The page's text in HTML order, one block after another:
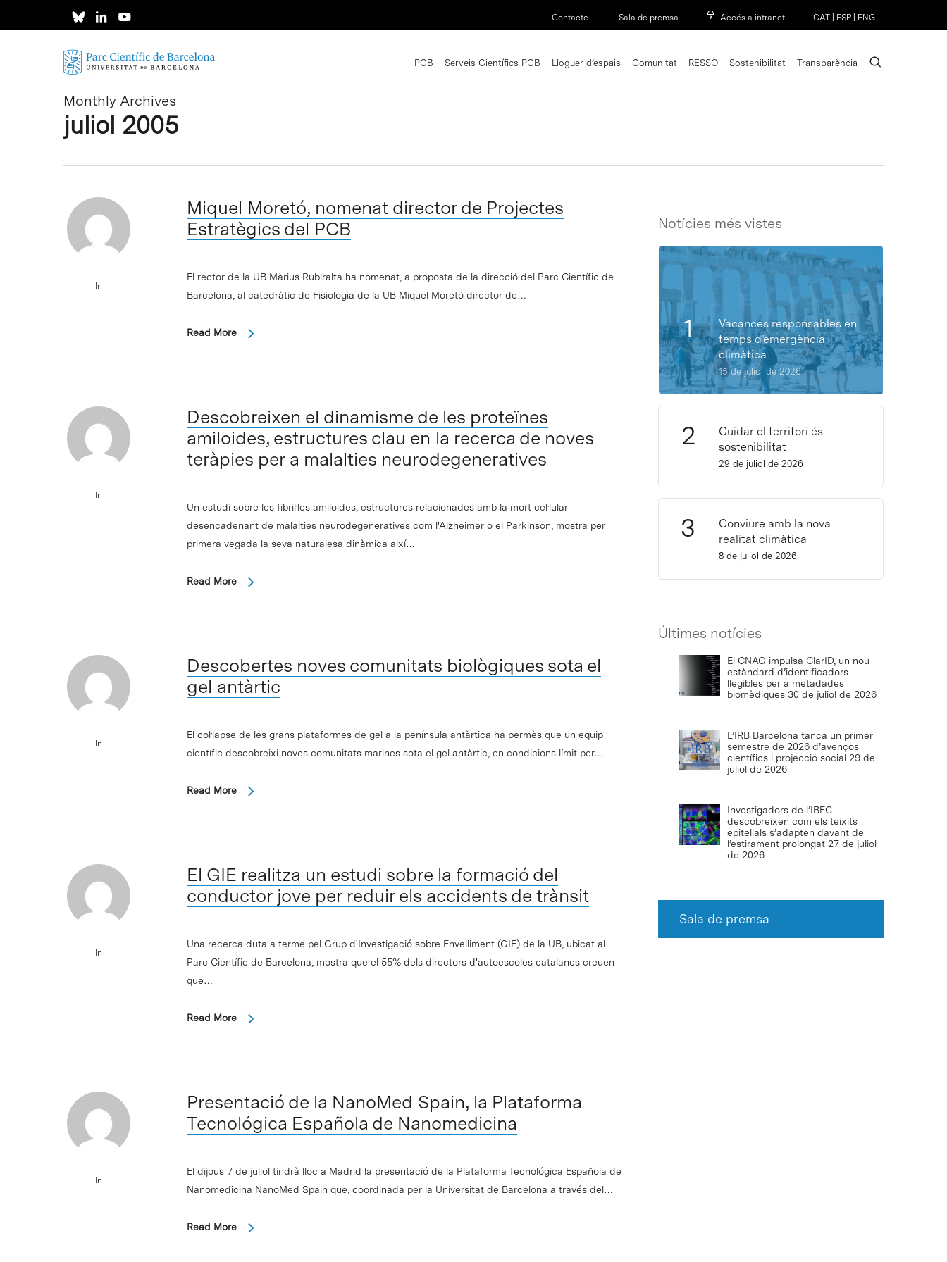
Contacte Sala de premsa Accés a intranet CAT ESP ENG
PCB Serveis Científics PCB Lloguer d’espais Comunitat RESSÒ Sostenibilitat Transparència search
Monthly Archives
juliol 2005
In
Miquel Moretó, nomenat director de Projectes
Estratègics del PCB
El rector de la UB Màrius Rubiralta ha nomenat, a proposta de la direcció del Parc Científic de
Barcelona, al catedràtic de Fisiologia de la UB Miquel Moretó director de…
Read More
In
Descobreixen el dinamisme de les proteïnes
amiloides, estructures clau en la recerca de noves
teràpies per a malalties neurodegeneratives
Un estudi sobre les fibril·les amiloides, estructures relacionades amb la mort cel·lular
desencadenant de malalties neurodegeneratives com l'Alzheimer o el Parkinson, mostra per
primera vegada la seva naturalesa dinàmica així…
Read More
In
Descobertes noves comunitats biològiques sota el
gel antàrtic
El col·lapse de les grans plataformes de gel a la península antàrtica ha permès que un equip
científic descobreixi noves comunitats marines sota el gel antàrtic, en condicions límit per…
Read More
In
El GIE realitza un estudi sobre la formació del
conductor jove per reduir els accidents de trànsit
Una recerca duta a terme pel Grup d'Investigació sobre Envelliment (GIE) de la UB, ubicat al
Parc Científic de Barcelona, mostra que el 55% dels directors d'autoescoles catalanes creuen
que…
Read More
In
Presentació de la NanoMed Spain, la Plataforma
Tecnológica Española de Nanomedicina
El dijous 7 de juliol tindrà lloc a Madrid la presentació de la Plataforma Tecnológica Española de
Nanomedicina NanoMed Spain que, coordinada per la Universitat de Barcelona a través del…
Read More
Notícies més vistes
Vacances responsables en
temps d’emergència
climàtica
15 de juliol de 2026
Cuidar el territori és
sostenibilitat
29 de juliol de 2026
Conviure amb la nova
realitat climàtica
8 de juliol de 2026
Últimes notícies
El CNAG impulsa ClarID, un nou
estàndard d’identificadors
llegibles per a metadades
biomèdiques 30 de juliol de 2026
L’IRB Barcelona tanca un primer
semestre de 2026 d’avenços
científics i projecció social 29 de
juliol de 2026
Investigadors de l’IBEC
descobreixen com els teixits
epitelials s’adapten davant de
l’estirament prolongat 27 de juliol
de 2026
Sala de premsa